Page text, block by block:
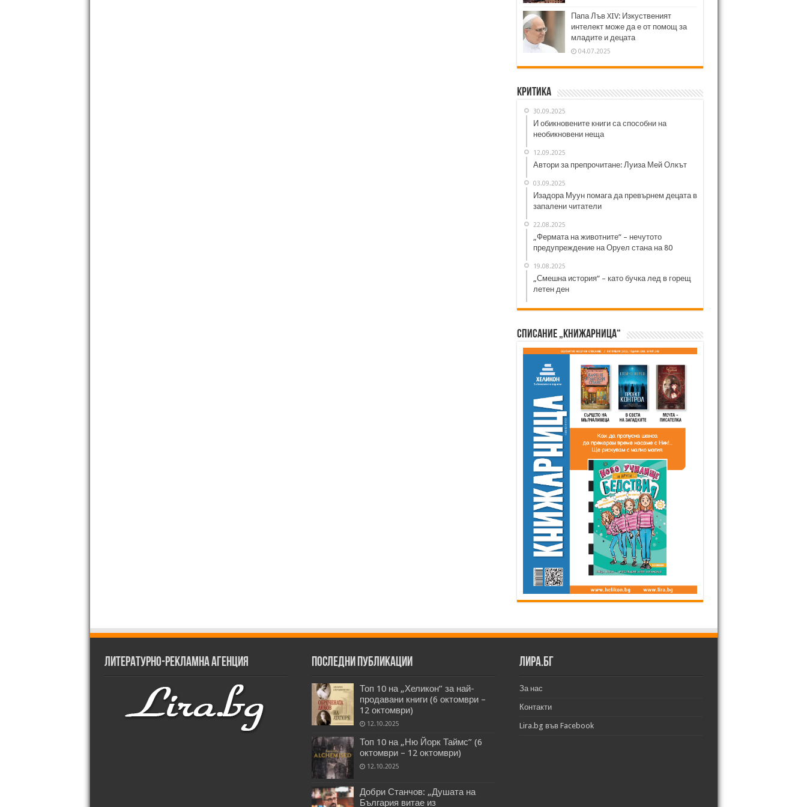
Папа Лъв XIV: Изкуственият
интелект може да е от помощ за
младите и децата
04.07.2025
Критика
30.09.2025
И обикновените книги са способни на
необикновени неща
12.09.2025
Автори за препрочитане: Луиза Мей Олкът
03.09.2025
Изадора Муун помага да превърнем децата в
запалени читатели
22.08.2025
„Фермата на животните“ – нечутото
предупреждение на Оруел стана на 80
19.08.2025
„Смешна история“ – като бучка лед в горещ
летен ден
Списание „Книжарница“
Литературно-рекламна агенция Последни публикации
Топ 10 на „Хеликон” за най-
продавани книги (6 октомври –
12 октомври)
12.10.2025
Топ 10 на „Ню Йорк Таймс” (6
октомври – 12 октомври)
12.10.2025
Добри Станчов: „Душата на
България витае из
Лира.бг
За нас
Контакти
Lira.bg във Facebook